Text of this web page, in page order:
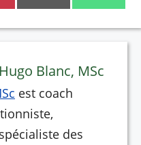
Blanc, MSc
est coach
des